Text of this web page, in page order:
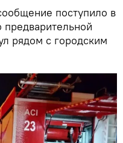
поступило в
рядом с городским